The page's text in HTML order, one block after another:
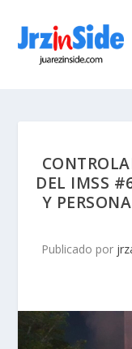
DEL IMSS
Y
Publicado por